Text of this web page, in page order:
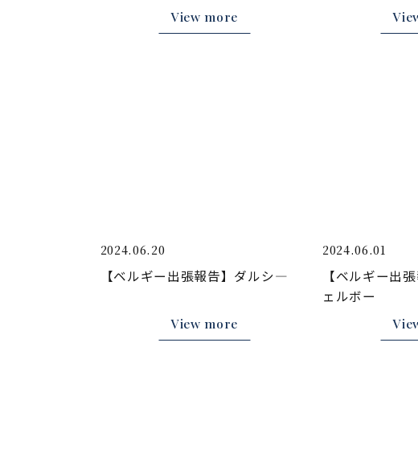
View more
2024.06.20
【ベルギー出張報告】ダルシ―
View more
2024.06.01
【ベルギー出
ェルボー